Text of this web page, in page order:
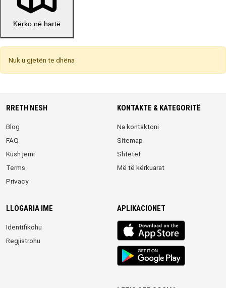
Kërko në hartë
Nuk u gjetën te dhëna
RRETH NESH
Blog
FAQ
Kush jemi
Terms
Privacy
KONTAKTE & KATEGORITË
Na kontaktoni
Sitemap
Shtetet
Më të kërkuarat
LLOGARIA IME
Identifikohu
Regjistrohu
APLIKACIONET
iOS
app
Android
App